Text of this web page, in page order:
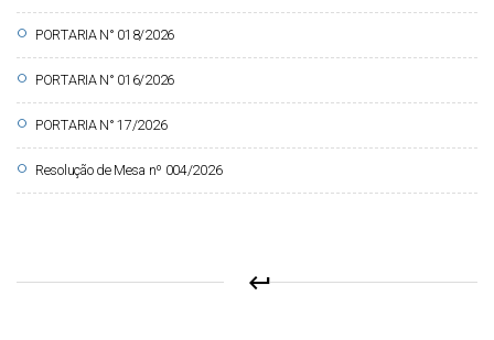
circle PORTARIA N° 018/2026
circle PORTARIA N° 016/2026
circle PORTARIA N° 17/2026
circle Resolução de Mesa nº 004/2026
keyboard_return